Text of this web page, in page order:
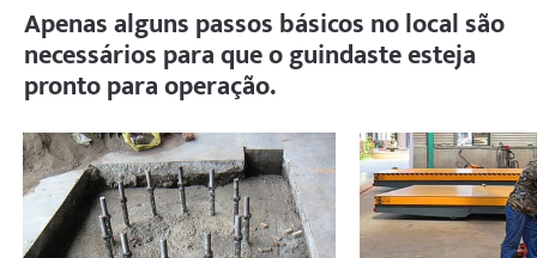
Apenas alguns passos básicos no local são
necessários para que o guindaste esteja
pronto para operação.